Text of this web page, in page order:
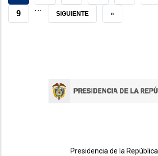
PAGE
PAGE
9
…
NEXT
SIGUIENTE LAST
»
Presidencia de la República